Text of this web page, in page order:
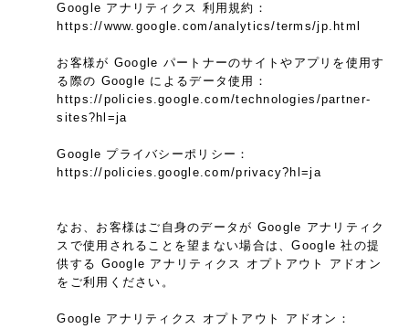
Google アナリティクス 利用規約：
https://www.google.com/analytics/terms/jp.html
お客様が Google パートナーのサイトやアプリを使用す
る際の Google によるデータ使用：
https://policies.google.com/technologies/partner-
sites?hl=ja
Google プライバシーポリシー：
https://policies.google.com/privacy?hl=ja
なお、お客様はご自身のデータが Google アナリティク
スで使用されることを望まない場合は、Google 社の提
供する Google アナリティクス オプトアウト アドオン
をご利用ください。
Google アナリティクス オプトアウト アドオン：